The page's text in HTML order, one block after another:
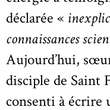
déclarée «
connaissances
Aujourd’hui,
disciple de Saint
consenti à